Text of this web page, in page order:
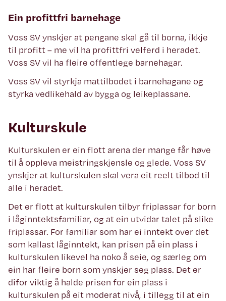
Ein profittfri barnehage
Voss SV ynskjer at pengane skal gå til borna, ikkje
til profitt – me vil ha profittfri velferd i heradet.
Voss SV vil ha fleire offentlege barnehagar.
Voss SV vil styrkja mattilbodet i barnehagane og
styrka vedlikehald av bygga og leikeplassane.
Kulturskule
Kulturskulen er ein flott arena der mange får høve
til å oppleva meistringskjensle og glede. Voss SV
ynskjer at kulturskulen skal vera eit reelt tilbod til
alle i heradet.
Det er flott at kulturskulen tilbyr friplassar for born
i låginntektsfamiliar, og at ein utvidar talet på slike
friplassar. For familiar som har ei inntekt over det
som kallast låginntekt, kan prisen på ein plass i
kulturskulen likevel ha noko å seie, og særleg om
ein har fleire born som ynskjer seg plass. Det er
difor viktig å halde prisen for ein plass i
kulturskulen på eit moderat nivå, i tillegg til at ein